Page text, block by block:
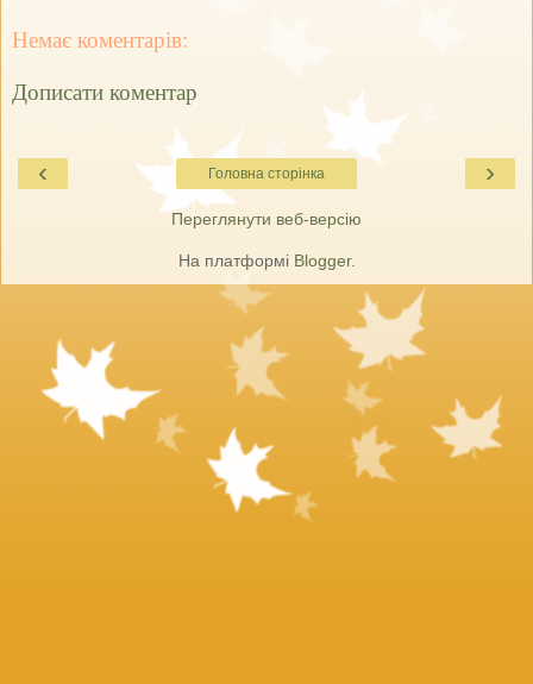
Немає коментарів:
Дописати коментар
‹ ›
Головна сторінка
Переглянути веб-версію
На платформі Blogger.